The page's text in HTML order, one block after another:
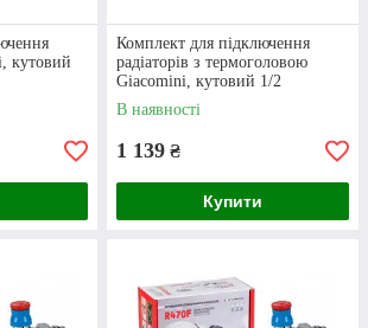
для підключення
Giacomini кутовий
комплект з різьбовим
Складається з трьох
радіаторний, термостатичний і
запірний клапани.
кутовий
Комплект для підключення
радіаторів з термоголовою
Giacomini, кутовий 1/2
В наявності
1 139 ₴
Купити